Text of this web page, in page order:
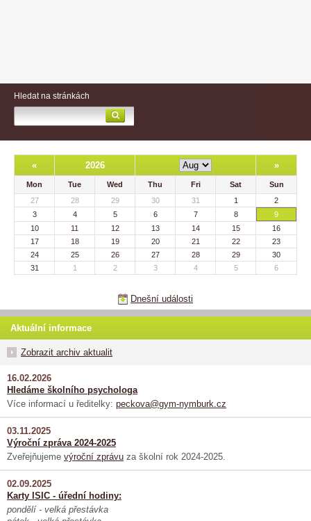
Hledat na stránkách
« 2026 »
Mon Tue Wed Thu Fri Sat
Sun
27
28 29 30 31 1
2
3
4 5 6 7 8
9
10
11 12 13 14 15
16
17
18 19 20 21 22
23
24
25 26 27 28 29
30
31
1 2 3 4 5 6
Dnešní události
Aktuální informace
Zobrazit archiv aktualit
16.02.2026
Hledáme školního psychologa
Více informací u ředitelky: peckova@gym-nymburk.cz
03.11.2025
Výroční zpráva 2024-2025
Zveřejňujeme výroční zprávu za školní rok 2024-2025.
02.09.2025
Karty ISIC - úřední hodiny:
pondělí - velká přestávka